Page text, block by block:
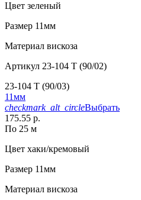
Цвет зеленый
Размер 11мм
Материал вискоза
Артикул 23-104 T (90/02)
23-104 T (90/03)
11мм
checkmark_alt_circleВыбрать
175.55 р.
По 25 м
Цвет хаки/кремовый
Размер 11мм
Материал вискоза